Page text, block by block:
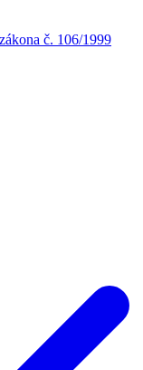
č. 106/1999